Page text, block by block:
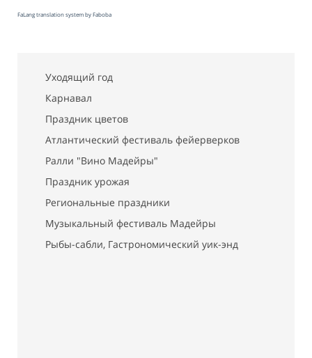
FaLang translation system by Faboba
Уходящий год
Карнавал
Праздник цветов
Атлантический фестиваль фейерверков
Ралли "Вино Мадейры"
Праздник урожая
Региональные праздники
Музыкальный фестиваль Мадейры
Рыбы-сабли, Гастрономический уик-энд